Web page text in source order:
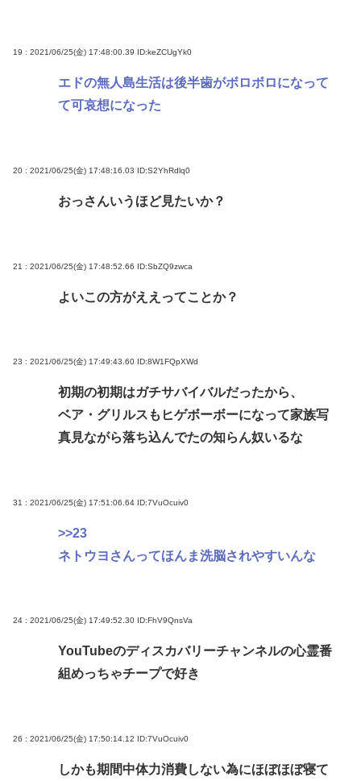
19 : 2021/06/25(金) 17:48:00.39 ID:keZCUgYk0
エドの無人島生活は後半歯がボロボロになって
て可哀想になった
20 : 2021/06/25(金) 17:48:16.03 ID:S2YhRdlq0
おっさんいうほど見たいか？
21 : 2021/06/25(金) 17:48:52.66 ID:SbZQ9zwca
よいこの方がええってことか？
23 : 2021/06/25(金) 17:49:43.60 ID:8W1FQpXWd
初期の初期はガチサバイバルだったから、
ベア・グリルスもヒゲボーボーになって家族写
真見ながら落ち込んでたの知らん奴いるな
31 : 2021/06/25(金) 17:51:06.64 ID:7VuOcuiv0
>>23
ネトウヨさんってほんま洗脳されやすいんな
24 : 2021/06/25(金) 17:49:52.30 ID:FhV9QnsVa
YouTubeのディスカバリーチャンネルの心霊番
組めっちゃチープで好き
26 : 2021/06/25(金) 17:50:14.12 ID:7VuOcuiv0
しかも期間中体力消費しない為にほぼほぼ寝て